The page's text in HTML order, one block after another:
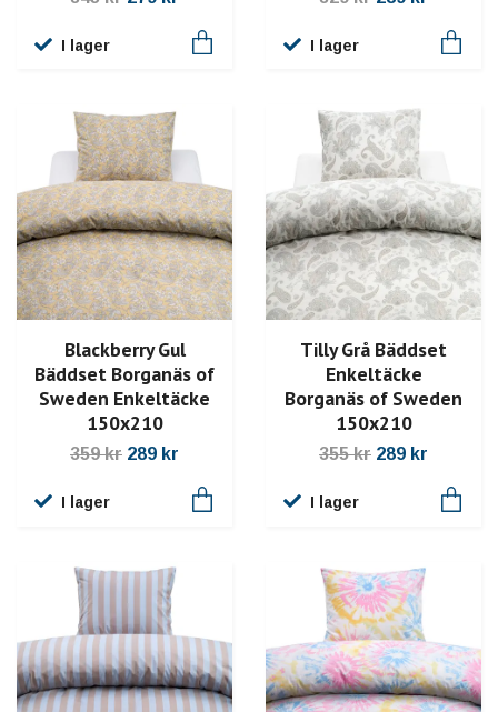
I lager I lager
Blackberry Gul
Bäddset Borganäs of
Sweden Enkeltäcke
150x210
359 kr 289 kr
I lager
Tilly Grå Bäddset
Enkeltäcke
Borganäs of Sweden
150x210
355 kr 289 kr
I lager